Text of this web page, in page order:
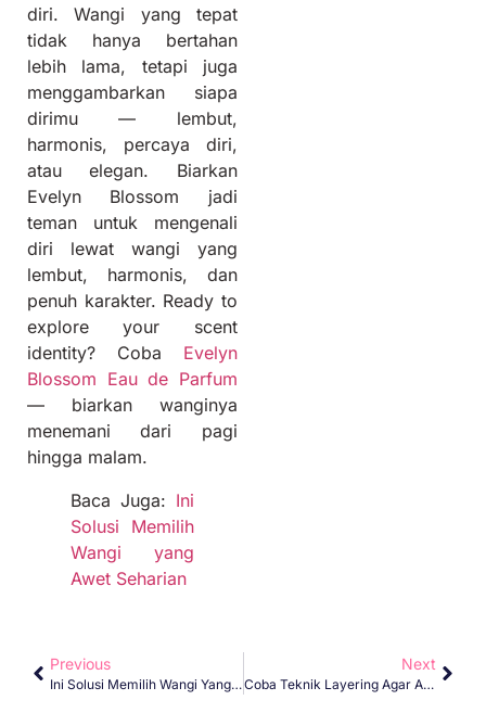
diri. Wangi yang tepat
tidak hanya bertahan
lebih lama, tetapi juga
menggambarkan siapa
dirimu — lembut,
harmonis, percaya diri,
atau elegan. Biarkan
Evelyn Blossom jadi
teman untuk mengenali
diri lewat wangi yang
lembut, harmonis, dan
penuh karakter. Ready to
explore your scent
identity? Coba Evelyn
Blossom Eau de Parfum
— biarkan wanginya
menemani dari pagi
hingga malam.
Baca Juga: Ini
Solusi Memilih
Wangi yang
Awet Seharian
Previous
Ini Solusi Memilih Wangi Yang Awet Seharian
Next
Coba Teknik Layering Agar Aromamu Lebih Tahan Lama